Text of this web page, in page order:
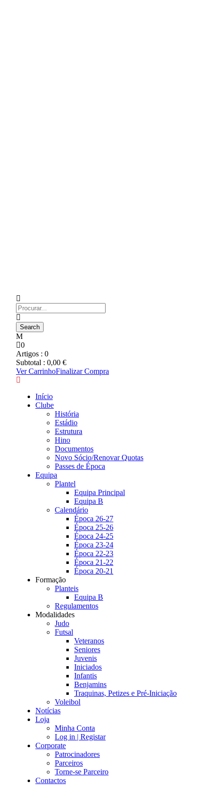
0
Artigos : 0
Subtotal : 0,00 €
Ver CarrinhoFinalizar Compra
Início
Clube
História
Estádio
Estrutura
Hino
Documentos
Novo Sócio/Renovar Quotas
Passes de Época
Equipa
Plantel
Equipa Principal
Equipa B
Calendário
Época 26-27
Época 25-26
Época 24-25
Época 23-24
Época 22-23
Época 21-22
Época 20-21
Formação
Planteis
Equipa B
Regulamentos
Modalidades
Judo
Futsal
Veteranos
Seniores
Juvenis
Iniciados
Infantis
Benjamins
Traquinas, Petizes e Pré-Iniciação
Voleibol
Notícias
Loja
Minha Conta
Log in | Registar
Corporate
Patrocinadores
Parceiros
Torne-se Parceiro
Contactos